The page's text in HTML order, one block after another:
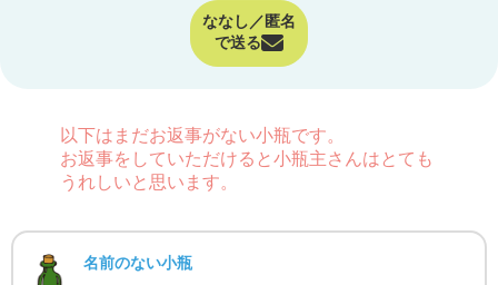
ななし／匿名
で送る
以下はまだお返事がない小瓶です。
お返事をしていただけると小瓶主さんはとても
うれしいと思います。
名前のない小瓶